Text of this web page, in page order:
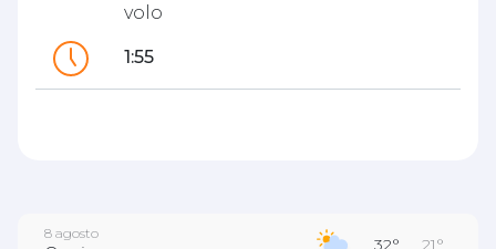
volo
1:55
8 agosto
32° 21°